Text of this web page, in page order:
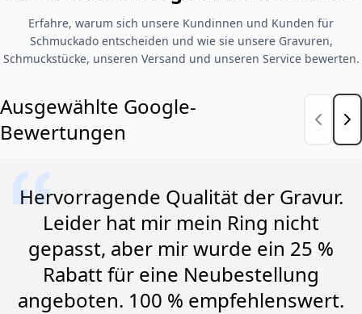
Erfahre, warum sich unsere Kundinnen und Kunden für
Schmuckado entscheiden und wie sie unsere Gravuren,
Schmuckstücke, unseren Versand und unseren Service bewerten.
Ausgewählte Google-
Bewertungen
Hervorragende Qualität der Gravur.
Leider hat mir mein Ring nicht
gepasst, aber mir wurde ein 25 %
Rabatt für eine Neubestellung
angeboten. 100 % empfehlenswert.